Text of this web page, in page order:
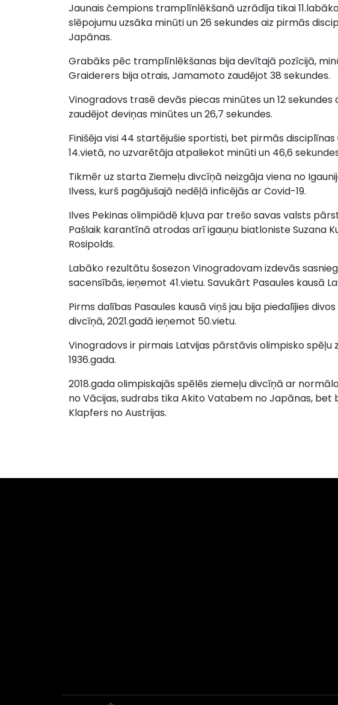
Jaunais čempions tramplīnlēkšanā uzrādīja tikai
slēpojumu uzsāka minūti un 26 sekundes aiz pirmās
Japānas.
Grabāks pēc tramplīnlēkšanas bija devītajā pozīcijā,
Graiderers bija otrais, Jamamoto zaudējot 38 sekundes.
Vinogradovs trasē devās piecas minūtes un 12
zaudējot deviņas minūtes un 26,7 sekundes.
Finišēja visi 44 startējušie sportisti, bet pirmās
14.vietā, no uzvarētāja atpaliekot minūti un 46,6
Tikmēr uz starta Ziemeļu divcīņā neizgāja viena no
Ilvess, kurš pagājušajā nedēļā inficējās ar Covid-19.
Ilves Pekinas olimpiādē kļuva par trešo savas valsts
Pašlaik karantīnā atrodas arī igauņu biatloniste Suzana
Rosipolds.
Labāko rezultātu šosezon Vinogradovam izdevās
sacensībās, ieņemot 41.vietu. Savukārt Pasaules kausā
Pirms dalības Pasaules kausā viņš jau bija piedalījies
divcīņā, 2021.gadā ieņemot 50.vietu.
Vinogradovs ir pirmais Latvijas pārstāvis olimpisko
1936.gada.
2018.gada olimpiskajās spēlēs ziemeļu divcīņā ar
no Vācijas, sudrabs tika Akito Vatabem no Japānas, bet
Klapfers no Austrijas.